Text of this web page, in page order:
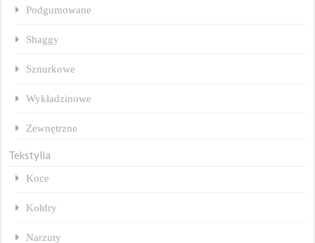
Podgumowane
Shaggy
Sznurkowe
Wykładzinowe
Zewnętrzne
Tekstylia
Koce
Kołdry
Narzuty